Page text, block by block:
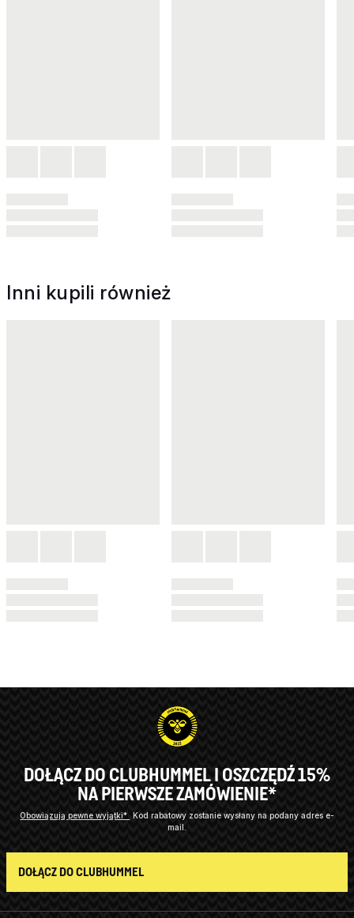
Inni kupili również
DOŁĄCZ DO CLUBHUMMEL I OSZCZĘDŹ 15%
NA PIERWSZE ZAMÓWIENIE*
Obowiązują pewne wyjątki* Kod rabatowy zostanie wysłany na podany adres e-
mail.
DOŁĄCZ DO CLUBHUMMEL